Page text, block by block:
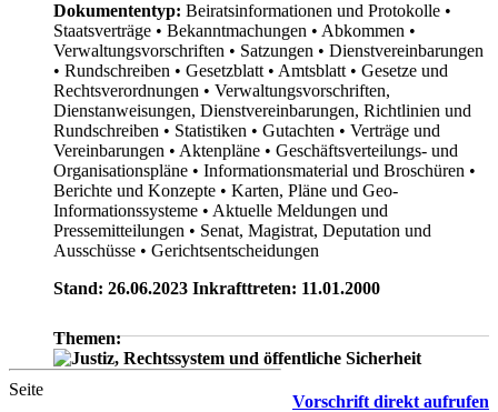
Dokumententyp: Beiratsinformationen und Protokolle •
Staatsverträge • Bekanntmachungen • Abkommen •
Verwaltungsvorschriften • Satzungen • Dienstvereinbarungen
• Rundschreiben • Gesetzblatt • Amtsblatt • Gesetze und
Rechtsverordnungen • Verwaltungsvorschriften,
Dienstanweisungen, Dienstvereinbarungen, Richtlinien und
Rundschreiben • Statistiken • Gutachten • Verträge und
Vereinbarungen • Aktenpläne • Geschäftsverteilungs- und
Organisationspläne • Informationsmaterial und Broschüren •
Berichte und Konzepte • Karten, Pläne und Geo-
Informationssysteme • Aktuelle Meldungen und
Pressemitteilungen • Senat, Magistrat, Deputation und
Ausschüsse • Gerichtsentscheidungen
Stand: 26.06.2023 Inkrafttreten: 11.01.2000
Themen:
Vorschrift direkt aufrufen
Seite